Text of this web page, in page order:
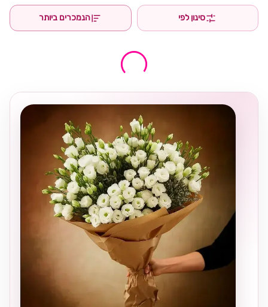
סינון לפי הנמכרים ביותר